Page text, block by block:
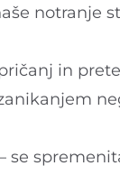
notranje
in